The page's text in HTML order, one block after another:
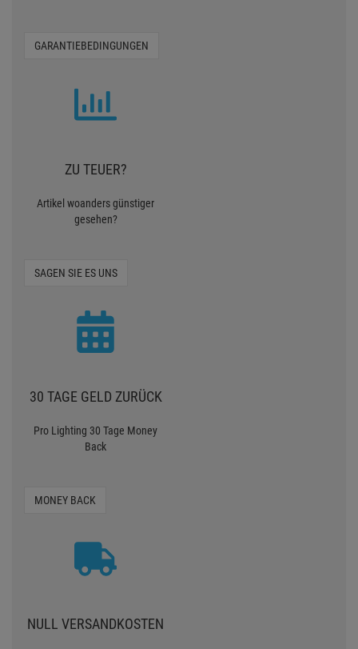
GARANTIEBEDINGUNGEN
ZU TEUER?
Artikel woanders günstiger
gesehen?
SAGEN SIE ES UNS
30 TAGE GELD ZURÜCK
Pro Lighting 30 Tage Money
Back
MONEY BACK
NULL VERSANDKOSTEN